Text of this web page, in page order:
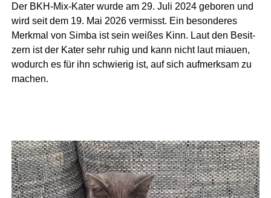
Der BKH-Mix-Kater wur­de am 29. Juli 2024 gebo­ren und
wird seit dem 19. Mai 2026 ver­misst. Ein beson­de­res
Merk­mal von Sim­ba ist sein wei­ßes Kinn. Laut den Besit­
zern ist der Kater sehr ruhig und kann nicht laut miau­en,
wodurch es für ihn schwie­rig ist, auf sich auf­merk­sam zu
machen.